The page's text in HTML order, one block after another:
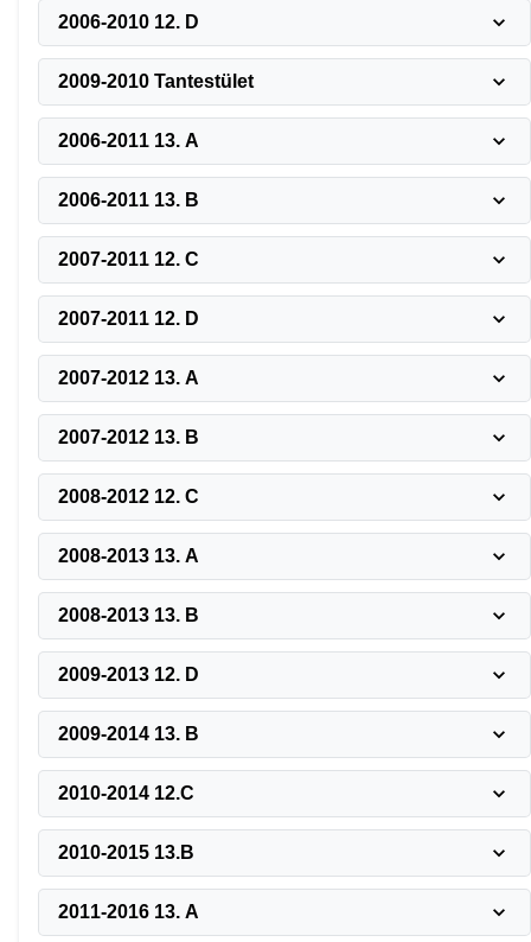
2006-2010 12. D
2009-2010 Tantestület
2006-2011 13. A
2006-2011 13. B
2007-2011 12. C
2007-2011 12. D
2007-2012 13. A
2007-2012 13. B
2008-2012 12. C
2008-2013 13. A
2008-2013 13. B
2009-2013 12. D
2009-2014 13. B
2010-2014 12.C
2010-2015 13.B
2011-2016 13. A